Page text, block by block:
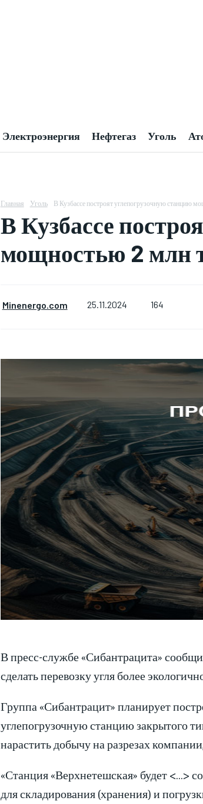
Электроэнергия Нефтегаз Уголь
Главная Уголь В Кузбассе построят углепогрузочную станцию
В Кузбассе
мощностью 2 млн
Minenergo.com 25.11.2024 164
В пресс-службе «Сибантрацита»
сделать перевозку угля более
Группа «Сибантрацит» планирует
углепогрузочную станцию закрытого
нарастить добычу на разрезах
«Станция «Верхнетешская» будет <…>
для складирования (хранения) и